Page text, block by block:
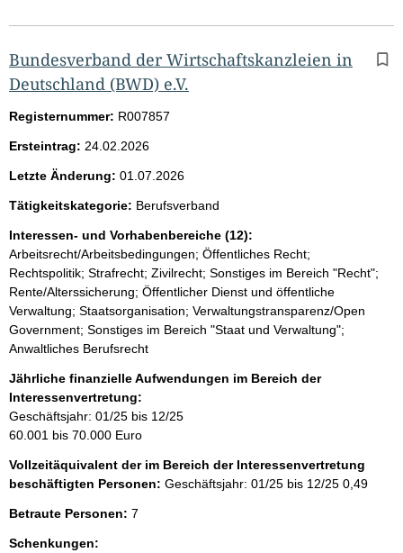
Bundesverband der Wirtschaftskanzleien in
Deutschland (BWD) e.V.
Registernummer: R007857
Ersteintrag: 24.02.2026
Letzte Änderung: 01.07.2026
Tätigkeitskategorie: Berufsverband
Interessen- und Vorhabenbereiche (12):
Arbeitsrecht/Arbeitsbedingungen; Öffentliches Recht;
Rechtspolitik; Strafrecht; Zivilrecht; Sonstiges im Bereich "Recht";
Rente/Alterssicherung; Öffentlicher Dienst und öffentliche
Verwaltung; Staatsorganisation; Verwaltungstransparenz/Open
Government; Sonstiges im Bereich "Staat und Verwaltung";
Anwaltliches Berufsrecht
Jährliche finanzielle Aufwendungen im Bereich der
Interessenvertretung:
Geschäftsjahr: 01/25 bis 12/25
60.001 bis 70.000 Euro
Vollzeitäquivalent der im Bereich der Interessenvertretung
beschäftigten Personen: Geschäftsjahr: 01/25 bis 12/25 0,49
Betraute Personen: 7
Schenkungen: